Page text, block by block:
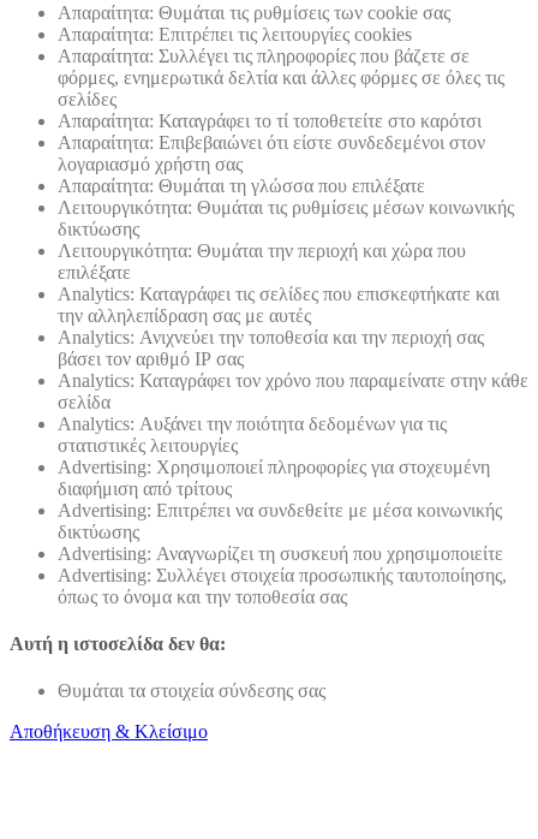
Απαραίτητα: Θυμάται τις ρυθμίσεις των cookie σας
Απαραίτητα: Επιτρέπει τις λειτουργίες cookies
Απαραίτητα: Συλλέγει τις πληροφορίες που βάζετε σε
φόρμες, ενημερωτικά δελτία και άλλες φόρμες σε όλες τις
σελίδες
Απαραίτητα: Καταγράφει το τί τοποθετείτε στο καρότσι
Απαραίτητα: Επιβεβαιώνει ότι είστε συνδεδεμένοι στον
λογαριασμό χρήστη σας
Απαραίτητα: Θυμάται τη γλώσσα που επιλέξατε
Λειτουργικότητα: Θυμάται τις ρυθμίσεις μέσων κοινωνικής
δικτύωσης
Λειτουργικότητα: Θυμάται την περιοχή και χώρα που
επιλέξατε
Analytics: Καταγράφει τις σελίδες που επισκεφτήκατε και
την αλληλεπίδραση σας με αυτές
Analytics: Ανιχνεύει την τοποθεσία και την περιοχή σας
βάσει τον αριθμό ΙΡ σας
Analytics: Καταγράφει τον χρόνο που παραμείνατε στην κάθε
σελίδα
Analytics: Αυξάνει την ποιότητα δεδομένων για τις
στατιστικές λειτουργίες
Advertising: Χρησιμοποιεί πληροφορίες για στοχευμένη
διαφήμιση από τρίτους
Advertising: Επιτρέπει να συνδεθείτε με μέσα κοινωνικής
δικτύωσης
Advertising: Αναγνωρίζει τη συσκευή που χρησιμοποιείτε
Advertising: Συλλέγει στοιχεία προσωπικής ταυτοποίησης,
όπως το όνομα και την τοποθεσία σας
Αυτή η ιστοσελίδα δεν θα:
Θυμάται τα στοιχεία σύνδεσης σας
Αποθήκευση & Κλείσιμο